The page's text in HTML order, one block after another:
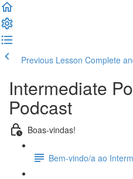
Previous Lesson Complete
Intermediate
Podcast
Boas-vindas!
Bem-vindo/a ao